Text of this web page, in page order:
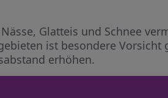
Glatteis und Schnee
ist besondere
erhöhen.